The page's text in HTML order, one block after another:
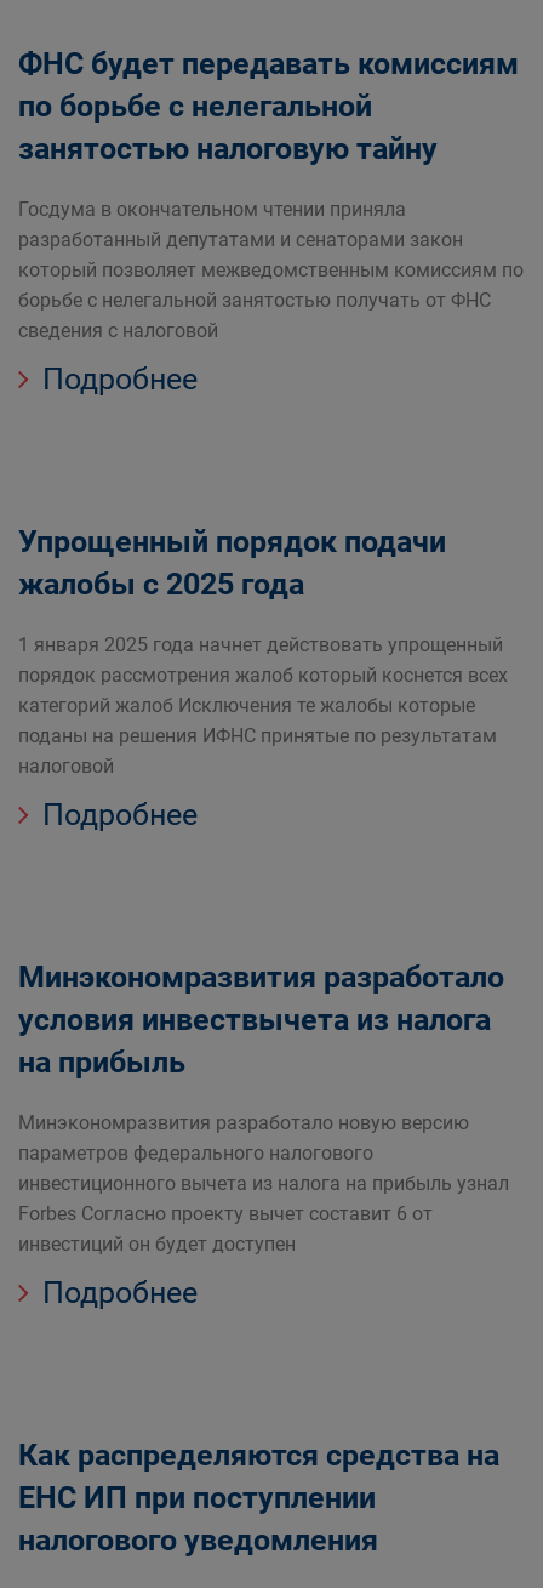
ФНС будет передавать комиссиям
по борьбе с нелегальной
занятостью налоговую тайну
Госдума в окончательном чтении приняла
разработанный депутатами и сенаторами закон
который позволяет межведомственным комиссиям по
борьбе с нелегальной занятостью получать от ФНС
сведения с налоговой
Подробнее
Упрощенный порядок подачи
жалобы с 2025 года
1 января 2025 года начнет действовать упрощенный
порядок рассмотрения жалоб который коснется всех
категорий жалоб Исключения те жалобы которые
поданы на решения ИФНС принятые по результатам
налоговой
Подробнее
Минэкономразвития разработало
условия инвествычета из налога
на прибыль
Минэкономразвития разработало новую версию
параметров федерального налогового
инвестиционного вычета из налога на прибыль узнал
Forbes Согласно проекту вычет составит 6 от
инвестиций он будет доступен
Подробнее
Как распределяются средства на
ЕНС ИП при поступлении
налогового уведомления